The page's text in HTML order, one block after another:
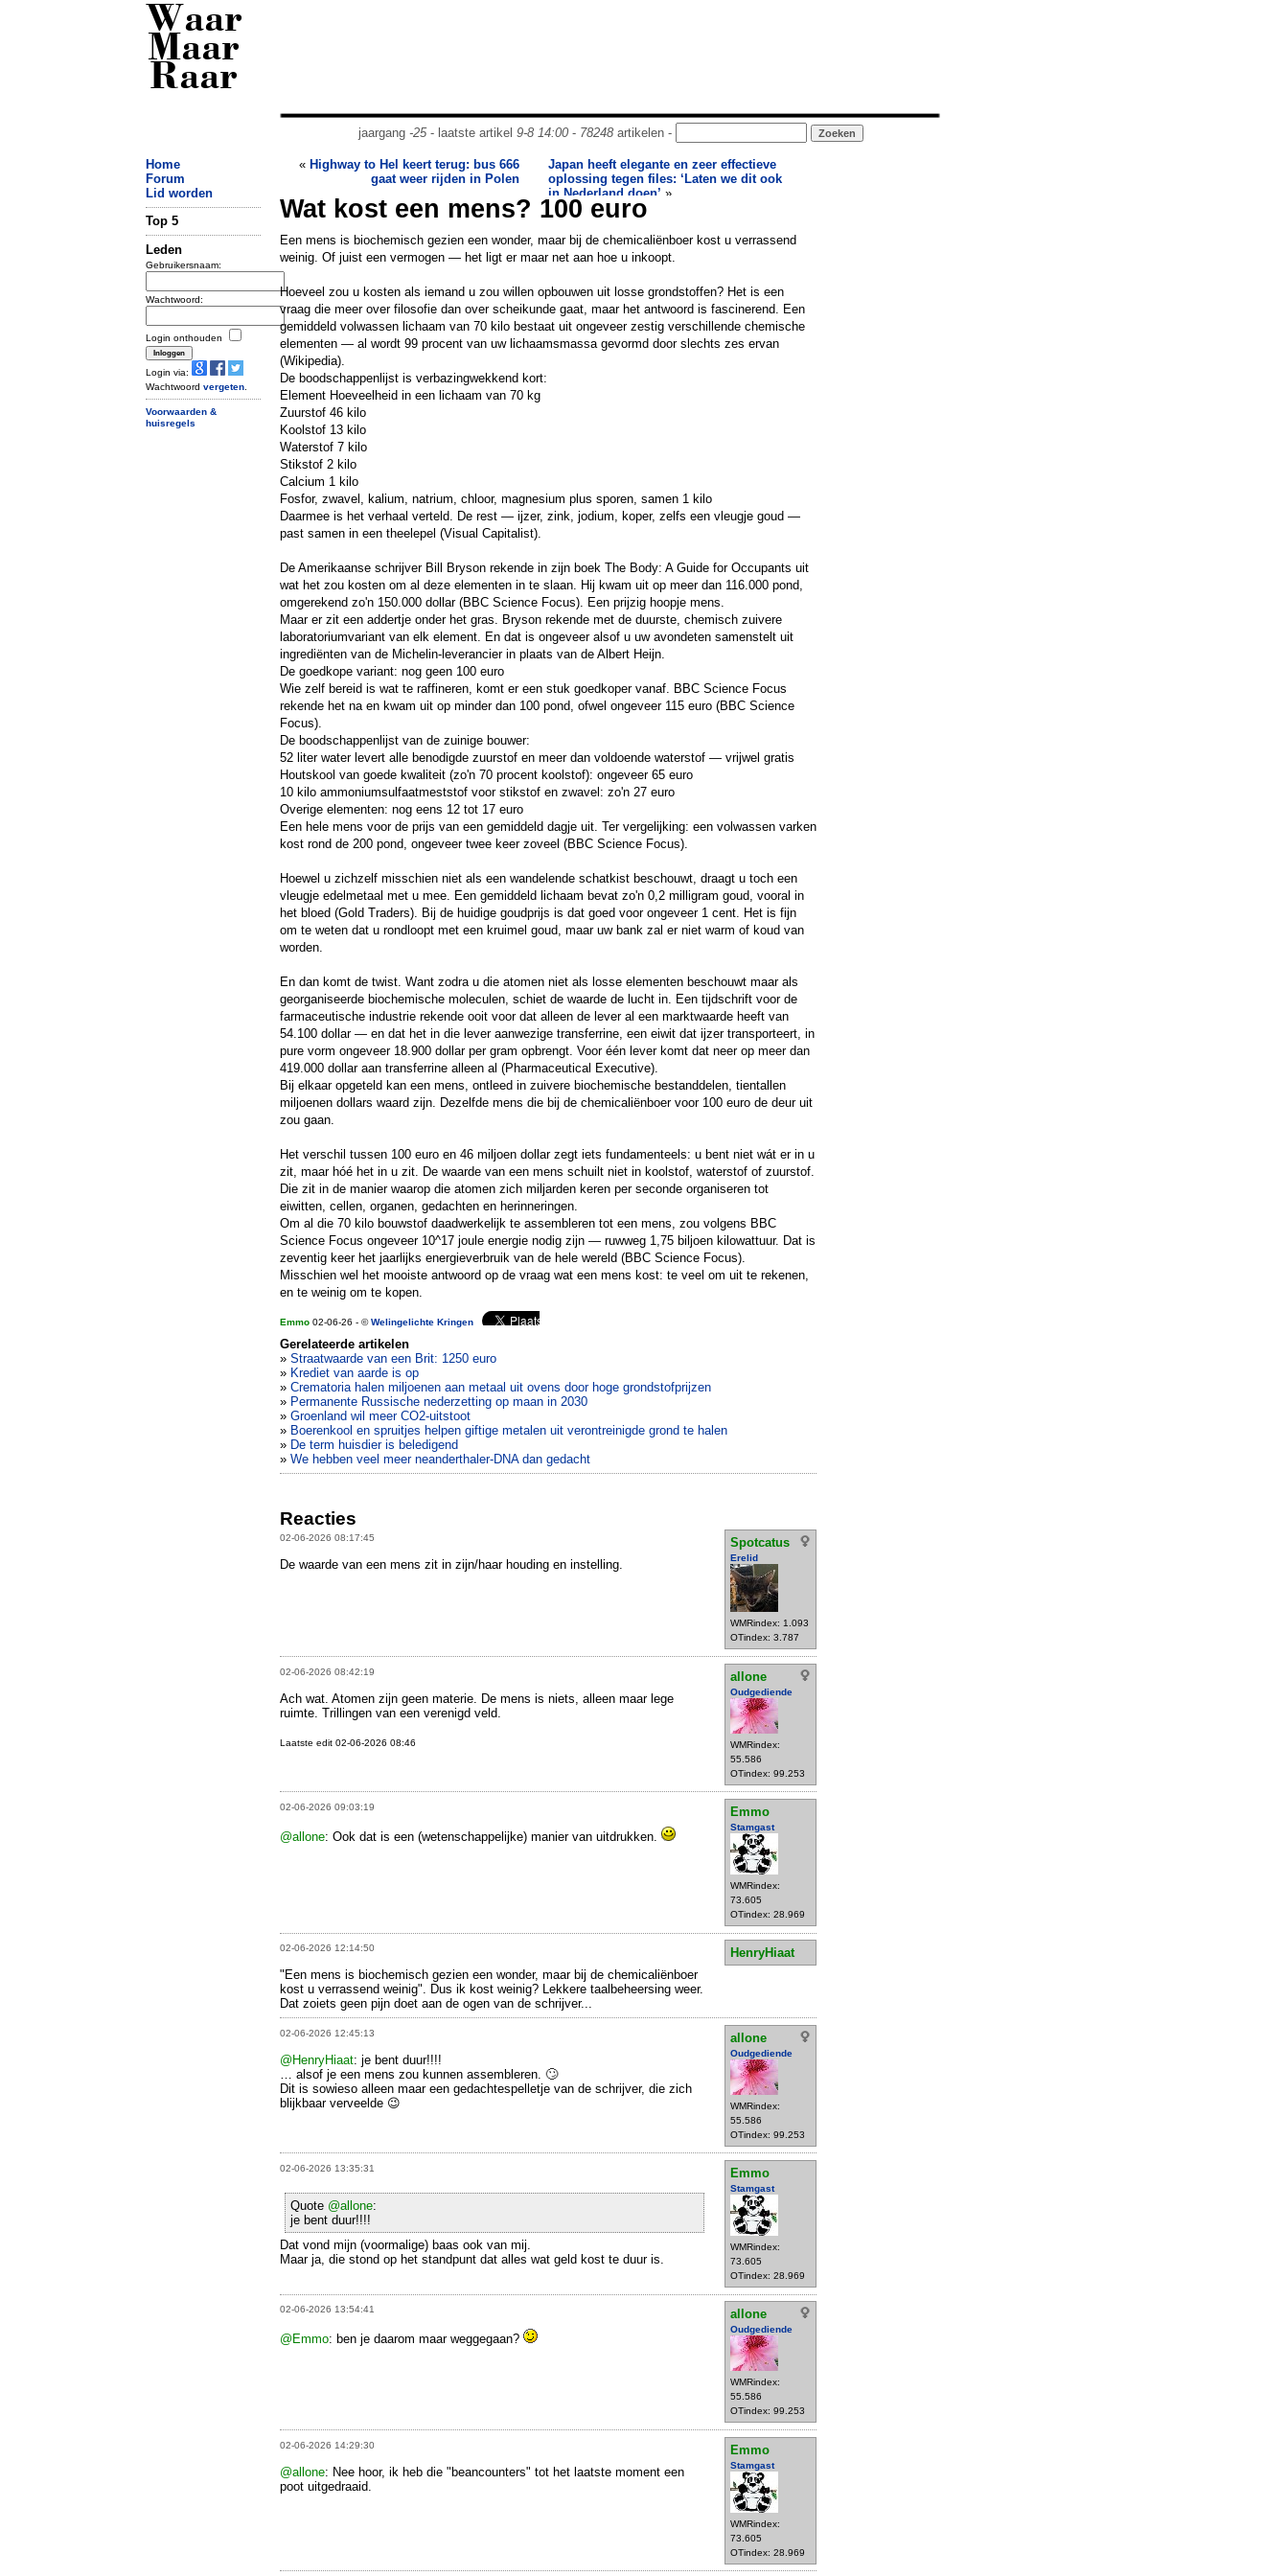
Waar
Maar
Raar
jaargang -25- laatste artikel 9-8 14:00- 78248artikelen -
Home
Forum
Lid worden
Top 5
Leden
Gebruikersnaam:
Wachtwoord:
Login onthouden
Login via:
Wachtwoord vergeten
Voorwaarden &
huisregels
« Highway to Hel keert terug: bus 666
gaat weer rijden in Polen
Japan heeft elegante en zeer effectieve
oplossing tegen files: ‘Laten we dit ook
in Nederland doen’ »
Wat kost een mens? 100 euro
Een mens is biochemisch gezien een wonder, maar bij de chemicaliënboer kost u verrassend
weinig. Of juist een vermogen — het ligt er maar net aan hoe u inkoopt.
Hoeveel zou u kosten als iemand u zou willen opbouwen uit losse grondstoffen? Het is een
vraag die meer over filosofie dan over scheikunde gaat, maar het antwoord is fascinerend. Een
gemiddeld volwassen lichaam van 70 kilo bestaat uit ongeveer zestig verschillende chemische
elementen — al wordt 99 procent van uw lichaamsmassa gevormd door slechts zes ervan
(Wikipedia).
De boodschappenlijst is verbazingwekkend kort:
Element Hoeveelheid in een lichaam van 70 kg
Zuurstof 46 kilo
Koolstof 13 kilo
Waterstof 7 kilo
Stikstof 2 kilo
Calcium 1 kilo
Fosfor, zwavel, kalium, natrium, chloor, magnesium plus sporen, samen 1 kilo
Daarmee is het verhaal verteld. De rest — ijzer, zink, jodium, koper, zelfs een vleugje goud —
past samen in een theelepel (Visual Capitalist).
De Amerikaanse schrijver Bill Bryson rekende in zijn boek The Body: A Guide for Occupants uit
wat het zou kosten om al deze elementen in te slaan. Hij kwam uit op meer dan 116.000 pond,
omgerekend zo'n 150.000 dollar (BBC Science Focus). Een prijzig hoopje mens.
Maar er zit een addertje onder het gras. Bryson rekende met de duurste, chemisch zuivere
laboratoriumvariant van elk element. En dat is ongeveer alsof u uw avondeten samenstelt uit
ingrediënten van de Michelin-leverancier in plaats van de Albert Heijn.
De goedkope variant: nog geen 100 euro
Wie zelf bereid is wat te raffineren, komt er een stuk goedkoper vanaf. BBC Science Focus
rekende het na en kwam uit op minder dan 100 pond, ofwel ongeveer 115 euro (BBC Science
Focus).
De boodschappenlijst van de zuinige bouwer:
52 liter water levert alle benodigde zuurstof en meer dan voldoende waterstof — vrijwel gratis
Houtskool van goede kwaliteit (zo'n 70 procent koolstof): ongeveer 65 euro
10 kilo ammoniumsulfaatmeststof voor stikstof en zwavel: zo'n 27 euro
Overige elementen: nog eens 12 tot 17 euro
Een hele mens voor de prijs van een gemiddeld dagje uit. Ter vergelijking: een volwassen varken
kost rond de 200 pond, ongeveer twee keer zoveel (BBC Science Focus).
Hoewel u zichzelf misschien niet als een wandelende schatkist beschouwt, draagt u toch een
vleugje edelmetaal met u mee. Een gemiddeld lichaam bevat zo'n 0,2 milligram goud, vooral in
het bloed (Gold Traders). Bij de huidige goudprijs is dat goed voor ongeveer 1 cent. Het is fijn
om te weten dat u rondloopt met een kruimel goud, maar uw bank zal er niet warm of koud van
worden.
En dan komt de twist. Want zodra u die atomen niet als losse elementen beschouwt maar als
georganiseerde biochemische moleculen, schiet de waarde de lucht in. Een tijdschrift voor de
farmaceutische industrie rekende ooit voor dat alleen de lever al een marktwaarde heeft van
54.100 dollar — en dat het in die lever aanwezige transferrine, een eiwit dat ijzer transporteert, in
pure vorm ongeveer 18.900 dollar per gram opbrengt. Voor één lever komt dat neer op meer dan
419.000 dollar aan transferrine alleen al (Pharmaceutical Executive).
Bij elkaar opgeteld kan een mens, ontleed in zuivere biochemische bestanddelen, tientallen
miljoenen dollars waard zijn. Dezelfde mens die bij de chemicaliënboer voor 100 euro de deur uit
zou gaan.
Het verschil tussen 100 euro en 46 miljoen dollar zegt iets fundamenteels: u bent niet wát er in u
zit, maar hóé het in u zit. De waarde van een mens schuilt niet in koolstof, waterstof of zuurstof.
Die zit in de manier waarop die atomen zich miljarden keren per seconde organiseren tot
eiwitten, cellen, organen, gedachten en herinneringen.
Om al die 70 kilo bouwstof daadwerkelijk te assembleren tot een mens, zou volgens BBC
Science Focus ongeveer 10^17 joule energie nodig zijn — ruwweg 1,75 biljoen kilowattuur. Dat is
zeventig keer het jaarlijks energieverbruik van de hele wereld (BBC Science Focus).
Misschien wel het mooiste antwoord op de vraag wat een mens kost: te veel om uit te rekenen,
en te weinig om te kopen.
Emmo 02-06-26 - ©Welingelichte Kringen
Gerelateerde artikelen
» Straatwaarde van een Brit: 1250 euro
» Krediet van aarde is op
» Crematoria halen miljoenen aan metaal uit ovens door hoge grondstofprijzen
» Permanente Russische nederzetting op maan in 2030
» Groenland wil meer CO2-uitstoot
» Boerenkool en spruitjes helpen giftige metalen uit verontreinigde grond te halen
» De term huisdier is beledigend
» We hebben veel meer neanderthaler-DNA dan gedacht
Reacties
02-06-2026 08:17:45 Spotcatus
Erelid
WMRindex: 1.093
OTindex: 3.787
De waarde van een mens zit in zijn/haar houding en instelling.
02-06-2026 08:42:19 allone
Oudgediende
WMRindex:
55.586
OTindex: 99.253
Ach wat. Atomen zijn geen materie. De mens is niets, alleen maar lege
ruimte. Trillingen van een verenigd veld.
Laatste edit 02-06-2026 08:46
02-06-2026 09:03:19 Emmo
Stamgast
WMRindex:
73.605
OTindex: 28.969
@allone: Ook dat is een (wetenschappelijke) manier van uitdrukken.
02-06-2026 12:14:50
HenryHiaat
"Een mens is biochemisch gezien een wonder, maar bij de chemicaliënboer
kost u verrassend weinig". Dus ik kost weinig? Lekkere taalbeheersing weer.
Dat zoiets geen pijn doet aan de ogen van de schrijver...
02-06-2026 12:45:13 allone
Oudgediende
WMRindex:
55.586
OTindex: 99.253
@HenryHiaat: je bent duur!!!!
… alsof je een mens zou kunnen assembleren. 🙄
Dit is sowieso alleen maar een gedachtespelletje van de schrijver, die zich
blijkbaar verveelde 😉
02-06-2026 13:35:31 Emmo
Stamgast
WMRindex:
73.605
OTindex: 28.969
Quote @allone:
je bent duur!!!!
Dat vond mijn (voormalige) baas ook van mij.
Maar ja, die stond op het standpunt dat alles wat geld kost te duur is.
02-06-2026 13:54:41 allone
Oudgediende
WMRindex:
55.586
OTindex: 99.253
@Emmo: ben je daarom maar weggegaan?
02-06-2026 14:29:30 Emmo
Stamgast
WMRindex:
73.605
OTindex: 28.969
@allone: Nee hoor, ik heb die "beancounters" tot het laatste moment een
poot uitgedraaid.